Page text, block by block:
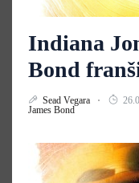
Indiana
Bond
Sead Vegara
James Bond